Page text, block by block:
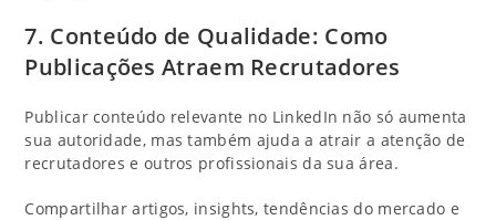
7. Conteúdo de Qualidade: Como
Publicações Atraem Recrutadores
Publicar conteúdo relevante no LinkedIn não só aumenta
sua autoridade, mas também ajuda a atrair a atenção de
recrutadores e outros profissionais da sua área.
Compartilhar artigos, insights, tendências do mercado e